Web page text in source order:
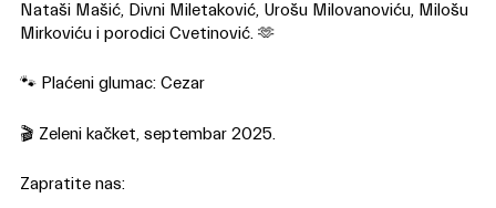
Nataši Mašić, Divni Miletaković, Urošu Milovanoviću, Milošu
Mirkoviću i porodici Cvetinović. 🫶
🐾 Plaćeni glumac: Cezar
🎬 Zeleni kačket, septembar 2025.
Zapratite nas: